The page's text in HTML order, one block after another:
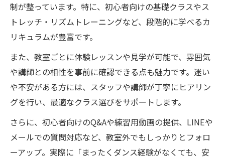
制が整っています。特に、初心者向けの基礎クラスやス
トレッチ・リズムトレーニングなど、段階的に学べるカ
リキュラムが豊富です。
また、教室ごとに体験レッスンや見学が可能で、雰囲気
や講師との相性を事前に確認できる点も魅力です。迷い
や不安がある方には、スタッフや講師が丁寧にヒアリン
グを行い、最適なクラス選びをサポートします。
さらに、初心者向けのQ&Aや練習用動画の提供、LINEや
メールでの質問対応など、教室外でもしっかりとフォロ
ーアップ。実際に「まったくダンス経験がなくても、安